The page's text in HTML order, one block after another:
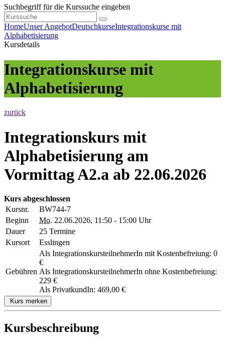
Suchbegriff für die Kurssuche eingeben
HomeUnser AngebotDeutschkurseIntegrationskurse mit
Alphabetisierung
Kursdetails
Integrationskurse mit
Alphabetisierung
zurück
Integrationskurs mit
Alphabetisierung am
Vormittag A2.a ab 22.06.2026
Kurs abgeschlossen
Kursnr.
BW744-7
Beginn
Mo. 22.06.2026, 11:50 - 15:00 Uhr
Dauer
25 Termine
Kursort
Esslingen
Gebühren
Als IntegrationskursteilnehmerIn mit Kostenbefreiung: 0
€
Als IntegrationskursteilnehmerIn ohne Kostenbefreiung:
229 €
Als PrivatkundIn: 469,00 €
Kurs merken
Kursbeschreibung